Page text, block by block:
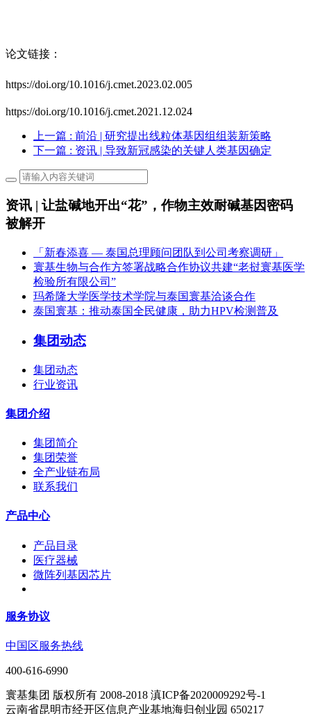
论文链接：
https://doi.org/10.1016/j.cmet.2023.02.005
https://doi.org/10.1016/j.cmet.2021.12.024
上一篇 : 前沿 | 研究提出线粒体基因组组装新策略
下一篇 : 资讯 | 导致新冠感染的关键人类基因确定
资讯 | 让盐碱地开出“花”，作物主效耐碱基因密码
被解开
「新春添喜 — 泰国总理顾问团队到公司考察调研」
寰基生物与合作方签署战略合作协议共建“老挝寰基医学
检验所有限公司”
玛希隆大学医学技术学院与泰国寰基洽谈合作
泰国寰基：推动泰国全民健康，助力HPV检测普及
集团动态
集团动态
行业资讯
集团介绍
集团简介
集团荣誉
全产业链布局
联系我们
产品中心
产品目录
医疗器械
微阵列基因芯片
服务协议
中国区服务热线
400-616-6990
寰基集团 版权所有 2008-2018 滇ICP备2020009292号-1
云南省昆明市经开区信息产业基地海归创业园 650217